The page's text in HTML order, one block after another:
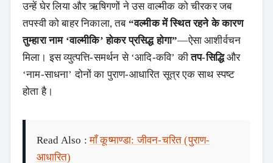
उन्हें घेर लिया और ऋषिगणों ने उस वाल्मीक को चीरकर जब
तपस्वी को बाहर निकाला, तब “वल्मीक में स्थित रहने के कारण
तुम्हारा नाम ‘वाल्मीकि’ होकर प्रसिद्ध होगा”—ऐसा आशीर्वचन
मिला। इस व्युत्पत्ति-समर्थन से ‘आदि-कवि’ कीतप-सिद्धिऔर
‘नाम-साधना’ दोनों का पुराण-आधारित सूत्र एक साथ स्पष्ट
होता है।
Read Also :माँ कूष्माण्डा: जीवन-चरित (पुराण-
आधारित)